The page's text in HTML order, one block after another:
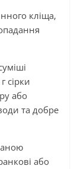
кліща,
сірки
або
та добре
або